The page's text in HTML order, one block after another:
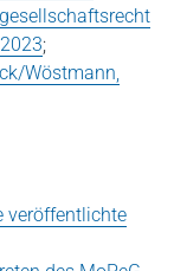
;
Wöstmann,
veröffentlichte